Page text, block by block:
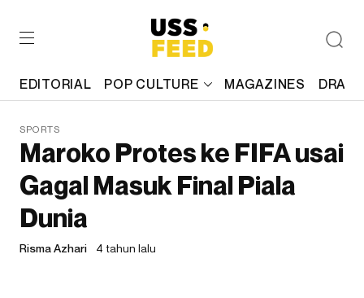
EDITORIAL POP CULTURE MAGAZINES
SPORTS
Maroko Protes ke FIFA usai
Gagal Masuk Final Piala
Dunia
Risma Azhari 4 tahun lalu